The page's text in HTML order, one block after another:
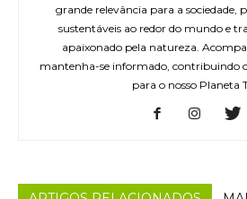
grande relevância para a sociedade,
sustentáveis ao redor do mundo e
apaixonado pela natureza.
mantenha-se informado, contribuindo
para o nosso Planeta